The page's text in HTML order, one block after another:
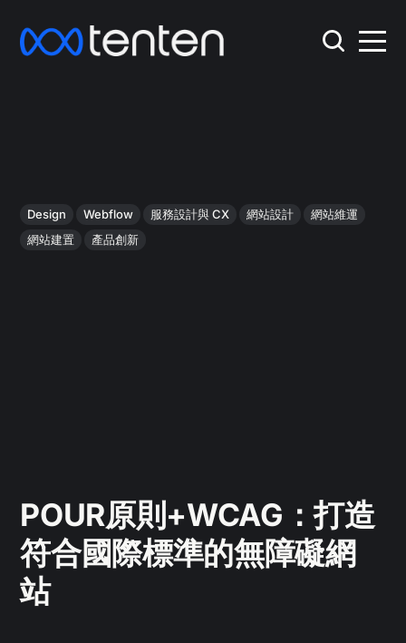
Design Webflow 服務設計與 CX 網站設計
網站維運
網站建置
產品創新
POUR原則+WCAG：打造
符合國際標準的無障礙網
站